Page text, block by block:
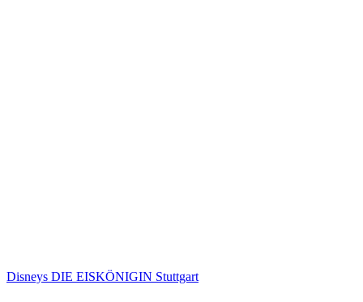
Disneys DIE EISKÖNIGIN Stuttgart